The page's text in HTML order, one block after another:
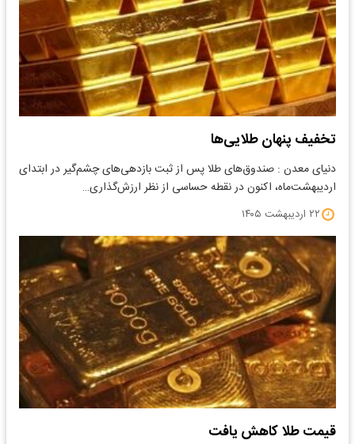
تخفیف پنهان طلایی‌ها
دنیای معدن : صندوق‌های طلا پس از ثبت بازدهی‌های چشم‌گیر در ابتدای
اردیبهشت‌ماه، اکنون در نقطه حساسی از نظر ارزش‌گذاری…
۲۲ اردیبهشت ۱۴۰۵
قیمت طلا کاهش یافت